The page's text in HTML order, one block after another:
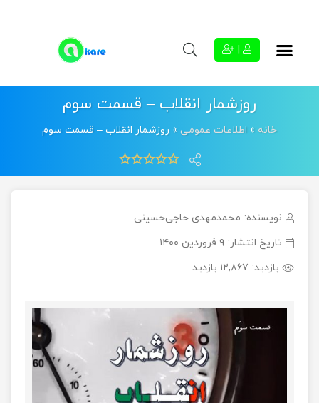
روزشمار انقلاب – قسمت سوم
خانه » اطلاعات عمومی » روزشمار انقلاب – قسمت سوم
نویسنده: محمدمهدی حاجی‌حسینی
تاریخ انتشار: ۹ فروردین ۱۴۰۰
بازدید: ۱۲,۸۶۷ بازدید